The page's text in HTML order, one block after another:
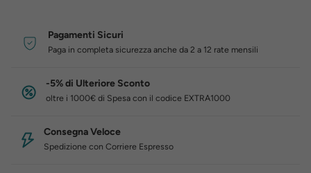
Pagamenti Sicuri
Paga in completa sicurezza anche da 2 a 12 rate mensili
-5% di Ulteriore Sconto
oltre i 1000€ di Spesa con il codice EXTRA1000
Consegna Veloce
Spedizione con Corriere Espresso